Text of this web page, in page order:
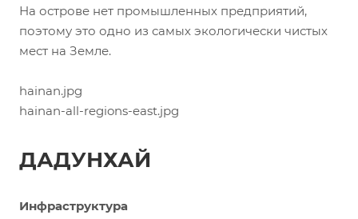
На острове нет промышленных предприятий,
поэтому это одно из самых экологически чистых
мест на Земле.
hainan.jpg
hainan-all-regions-east.jpg
ДАДУНХАЙ
Инфраструктура